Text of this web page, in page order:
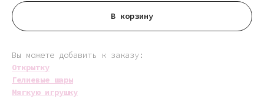
В корзину
Вы можете добавить к заказу:
Открытку
Гелиевые шары
Мягкую игрушку